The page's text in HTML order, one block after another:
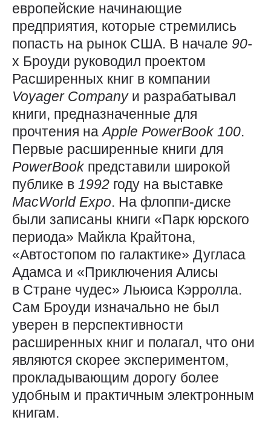
европейские начинающие
предприятия, которые стремились
попасть на рынок США. В начале 90-
х Броуди руководил проектом
Расширенных книг в компании
Voyager Company и разрабатывал
книги, предназначенные для
прочтения наApple PowerBook 100.
Первые расширенные книги для
PowerBook представили широкой
публике в 1992 году на выставке
MacWorld Expo. На флоппи-диске
были записаны книги «Парк юрского
периода» Майкла Крайтона,
«Автостопом по галактике» Дугласа
Адамса и «Приключения Алисы
в Стране чудес» Льюиса Кэрролла.
Сам Броуди изначально не был
уверен в перспективности
расширенных книг и полагал, что они
являются скорее экспериментом,
прокладывающим дорогу более
удобным и практичным электронным
книгам.